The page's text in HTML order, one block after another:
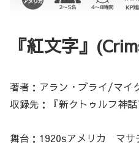
『紅文字』
著者：アラン・ブライ/マイ
収録先：『新クトゥルフ神話
舞台：1920sアメリカ マサ